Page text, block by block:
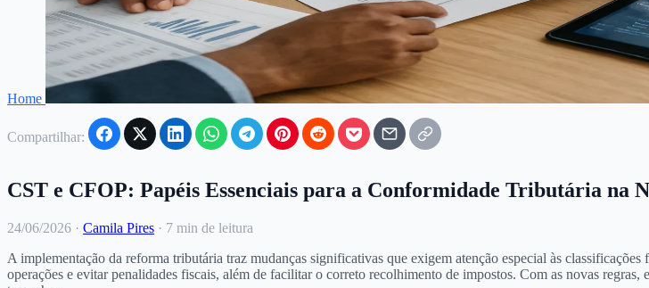
Home
Compartilhar:
CST e CFOP: Papéis Essenciais para a Conformidade Tributária na
24/06/2026 · Camila Pires · 7 min de leitura
A implementação da reforma tributária traz mudanças significativas que exigem atenção especial às
operações e evitar penalidades fiscais, além de facilitar o correto recolhimento de impostos. Com as novas